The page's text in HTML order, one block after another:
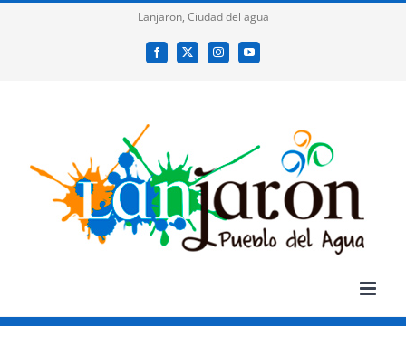
Lanjaron, Ciudad del agua
Facebook
X InstagramYouTube